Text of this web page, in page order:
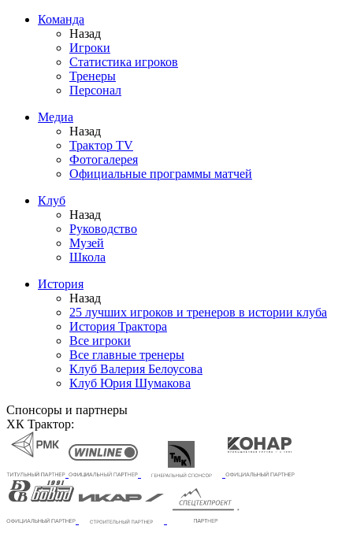
Команда
Назад
Игроки
Статистика игроков
Тренеры
Персонал
Медиа
Назад
Трактор TV
Фотогалерея
Официальные программы матчей
Клуб
Назад
Руководство
Музей
Школа
История
Назад
25 лучших игроков и тренеров в истории клуба
История Трактора
Все игроки
Все главные тренеры
Клуб Валерия Белоусова
Клуб Юрия Шумакова
Спонсоры и партнеры
ХК Трактор: